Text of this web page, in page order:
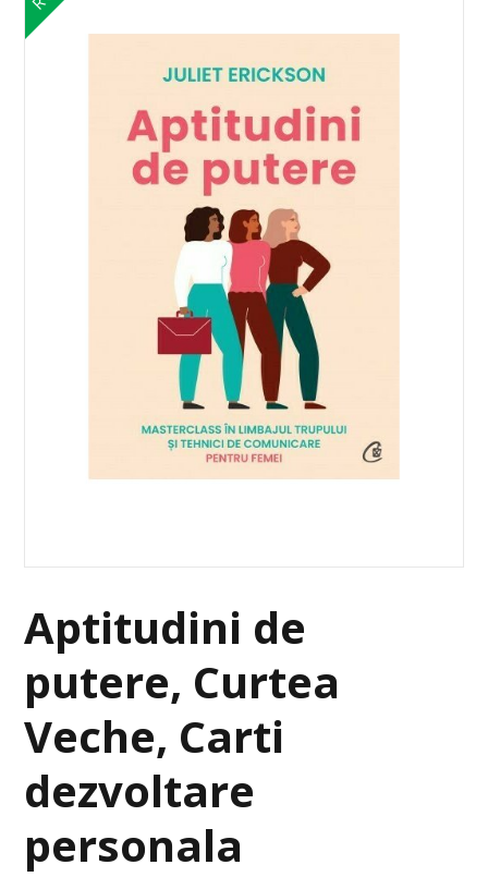
Aptitudini de
putere, Curtea
Veche, Carti
dezvoltare
personala